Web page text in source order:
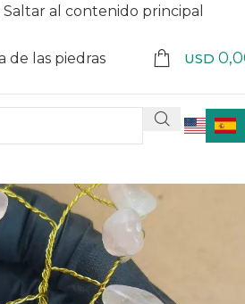
Saltar al contenido principal
USD